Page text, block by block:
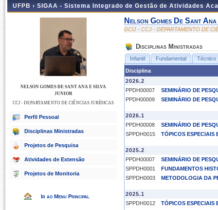
UFPB › SIGAA - Sistema Integrado de Gestão de Atividades
NELSON GOMES DE SANT ANA E SILVA
JUNIOR
CCJ - DEPARTAMENTO DE CIÊNCIAS JURÍDICAS
Perfil Pessoal
Disciplinas Ministradas
Projetos de Pesquisa
Atividades de Extensão
Projetos de Monitoria
Ir ao Menu Principal
Nelson Gomes De Sant
DCIJ - CCJ - DEPARTAMENTO DE
Disciplinas Ministradas
Infantil Fundamental Técnico
Disciplina
2026.2
PPDH00007
SEMINÁRIO DE
PPDH00009
SEMINÁRIO DE
2026.1
PPDH00008
SEMINÁRIO DE
SPPDH0015
TÓPICOS ESPECIAIS
2025.2
PPDH00007
SEMINÁRIO DE
SPPDH0001
FUNDAMENTOS
SPPDH0003
METODOLOGIA DA
2025.1
SPPDH0012
TÓPICOS ESPECIAIS